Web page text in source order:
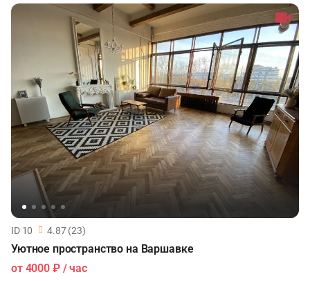
ID 10 4.87 (23)
Уютное пространство на Варшавке
от 4000 ₽/ час